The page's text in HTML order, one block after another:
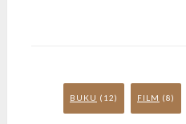
BUKU (12) FILM (8)